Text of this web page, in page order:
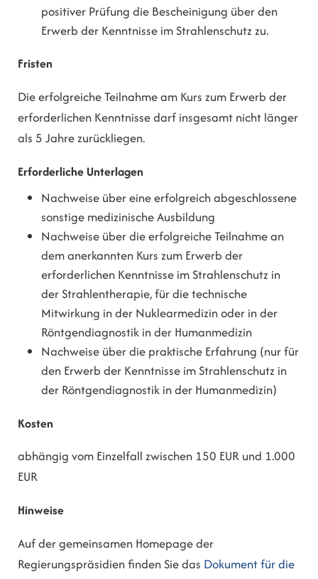
positiver Prüfung die Bescheinigung über den
Erwerb der Kenntnisse im Strahlenschutz zu.
Fristen
Die erfolgreiche Teilnahme am Kurs zum Erwerb der
erforderlichen Kenntnisse darf insgesamt nicht länger
als 5 Jahre zurückliegen.
Erforderliche Unterlagen
Nachweise über eine erfolgreich abgeschlossene
sonstige medizinische Ausbildung
Nachweise über die erfolgreiche Teilnahme an
dem anerkannten Kurs zum Erwerb der
erforderlichen Kenntnisse im Strahlenschutz in
der Strahlentherapie, für die technische
Mitwirkung in der Nuklearmedizin oder in der
Röntgendiagnostik in der Humanmedizin
Nachweise über die praktische Erfahrung (nur für
den Erwerb der Kenntnisse im Strahlenschutz in
der Röntgendiagnostik in der Humanmedizin)
Kosten
abhängig vom Einzelfall zwischen 150 EUR und 1.000
EUR
Hinweise
Auf der gemeinsamen Homepage der
Regierungspräsidien finden Sie das Dokumentfür die